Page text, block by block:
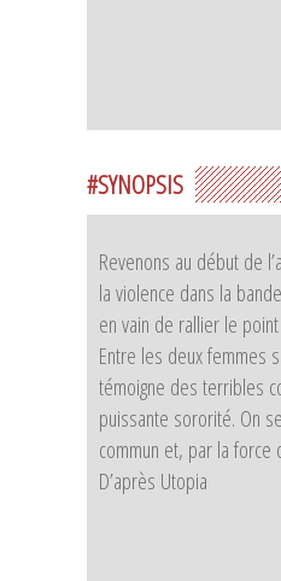
#SYNOPSIS
Revenons au début de
la violence dans la
en vain de rallier le
Entre les deux femmes
témoigne des terribles
puissante sororité. On
commun et, par la force
D’après Utopia